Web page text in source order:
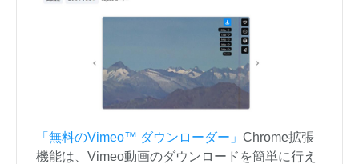
「無料のVimeo™ ダウンローダー」 Chrome拡張
機能は、Vimeo動画のダウンロードを簡単に行え